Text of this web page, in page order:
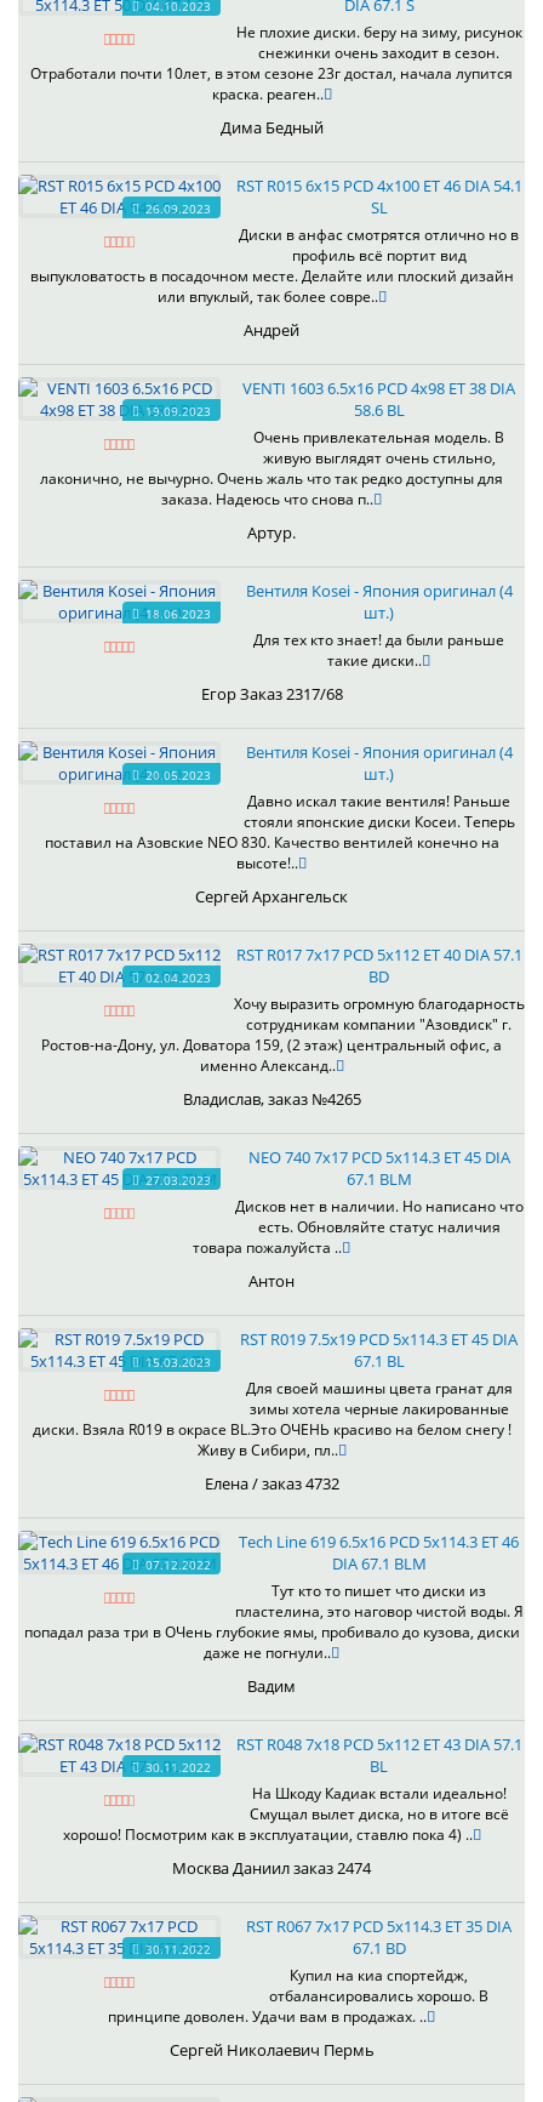
04.10.2023 DIA 67.1 S
Не плохие диски. беру на зиму, рисунок
снежинки очень заходит в сезон.
Отработали почти 10лет, в этом сезоне 23г достал, начала лупится
краска. реаген..
Дима Бедный
26.09.2023
RST R015 6x15 PCD 4x100 ET 46 DIA 54.1
SL
Диски в анфас смотрятся отлично но в
профиль всё портит вид
выпукловатость в посадочном месте. Делайте или плоский дизайн
или впуклый, так более совре..
Андрей
19.09.2023
VENTI 1603 6.5x16 PCD 4x98 ET 38 DIA
58.6 BL
Очень привлекательная модель. В
живую выглядят очень стильно,
лаконично, не вычурно. Очень жаль что так редко доступны для
заказа. Надеюсь что снова п..
Артур.
18.06.2023
Вентиля Kosei - Япония оригинал (4
шт.)
Для тех кто знает! да были раньше
такие диски..
Егор Заказ 2317/68
20.05.2023
Вентиля Kosei - Япония оригинал (4
шт.)
Давно искал такие вентиля! Раньше
стояли японские диски Косеи. Теперь
поставил на Азовские NEO 830. Качество вентилей конечно на
высоте!..
Сергей Архангельск
02.04.2023
RST R017 7x17 PCD 5x112 ET 40 DIA 57.1
BD
Хочу выразить огромную благодарность
сотрудникам компании "Азовдиск" г.
Ростов-на-Дону, ул. Доватора 159, (2 этаж) центральный офис, а
именно Александ..
Владислав, заказ №4265
27.03.2023
NEO 740 7x17 PCD 5x114.3 ET 45 DIA
67.1 BLM
Дисков нет в наличии. Но написано что
есть. Обновляйте статус наличия
товара пожалуйста ..
Антон
15.03.2023
RST R019 7.5x19 PCD 5x114.3 ET 45 DIA
67.1 BL
Для своей машины цвета гранат для
зимы хотела черные лакированные
диски. Взяла R019 в окрасе BL.Это ОЧЕНЬ красиво на белом снегу !
Живу в Сибири, пл..
Елена / заказ 4732
07.12.2022
Tech Line 619 6.5x16 PCD 5x114.3 ET 46
DIA 67.1 BLM
Тут кто то пишет что диски из
пластелина, это наговор чистой воды. Я
попадал раза три в ОЧень глубокие ямы, пробивало до кузова, диски
даже не погнули..
Вадим
30.11.2022
RST R048 7x18 PCD 5x112 ET 43 DIA 57.1
BL
На Шкоду Кадиак встали идеально!
Смущал вылет диска, но в итоге всё
хорошо! Посмотрим как в эксплуатации, ставлю пока 4) ..
Москва Даниил заказ 2474
30.11.2022
RST R067 7x17 PCD 5x114.3 ET 35 DIA
67.1 BD
Купил на киа спортейдж,
отбалансировались хорошо. В
принципе доволен. Удачи вам в продажах. ..
Сергей Николаевич Пермь